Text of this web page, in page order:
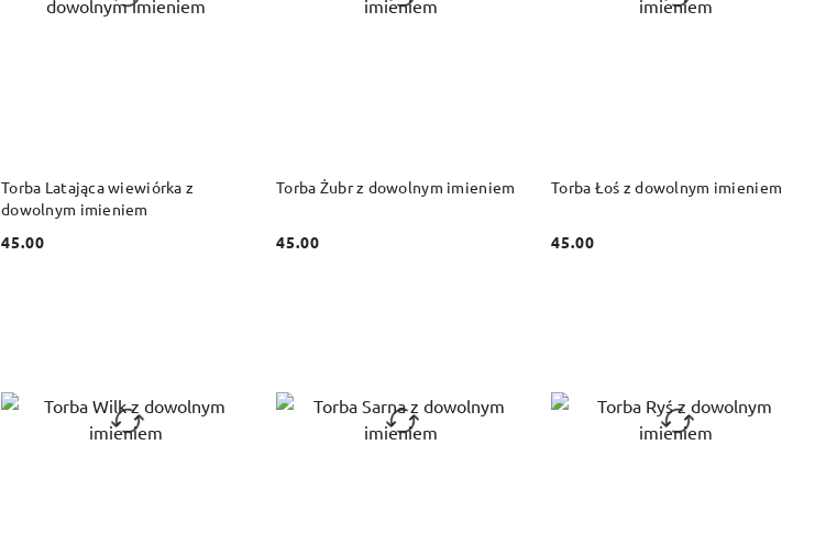
Torba Latająca wiewiórka z
dowolnym imieniem
Cena:
45.00
Torba Żubr z dowolnym imieniem
Cena:
45.00
Torba Łoś z dowolnym imieniem
Cena:
45.00